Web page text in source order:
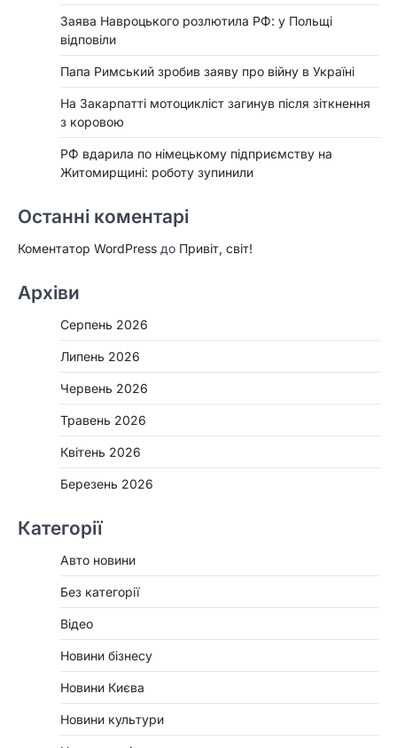
Заява Навроцького розлютила РФ: у Польщі
відповіли
Папа Римський зробив заяву про війну в Україні
На Закарпатті мотоцикліст загинув після зіткнення
з коровою
РФ вдарила по німецькому підприємству на
Житомирщині: роботу зупинили
Останні коментарі
Коментатор WordPress до Привіт, світ!
Архіви
Серпень 2026
Липень 2026
Червень 2026
Травень 2026
Квітень 2026
Березень 2026
Категорії
Авто новини
Без категорії
Відео
Новини бізнесу
Новини Києва
Новини культури